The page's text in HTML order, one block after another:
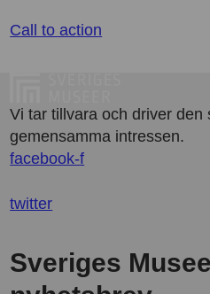
Call to action
Vi tar tillvara och driver den
gemensamma intressen.
facebook-f
twitter
Sveriges